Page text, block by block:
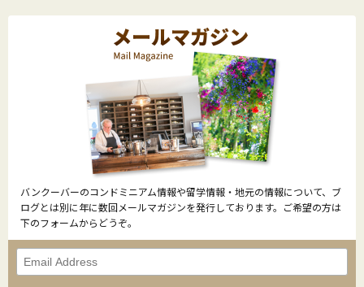
バンクーバーのコンドミニアム情報や留学情報・地元の情報について、ブ
ログとは別に年に数回メールマガジンを発行しております。ご希望の方は
下のフォームからどうぞ。